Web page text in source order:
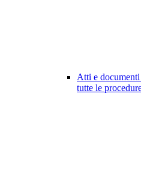
Atti e
tutte le